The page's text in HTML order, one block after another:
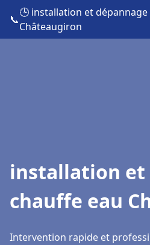
📞
🕒 installation et
Châteaugiron
installation et
chauffe eau
Intervention rapide et